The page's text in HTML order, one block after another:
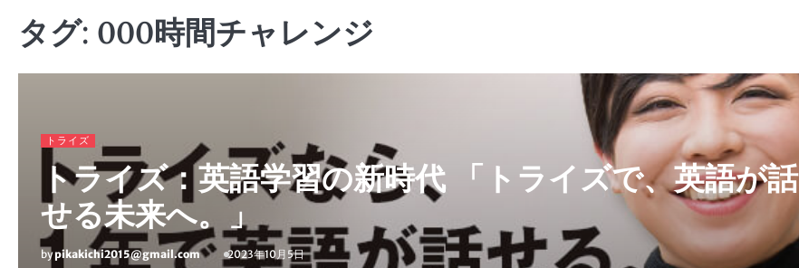
タグ: 000時間チャレンジ
トライズ
トライズ：英語学習の新時代 「トライズで、英語が話
せる未来へ。」
bypikakichi2015@gmail.com 2023年10月5日